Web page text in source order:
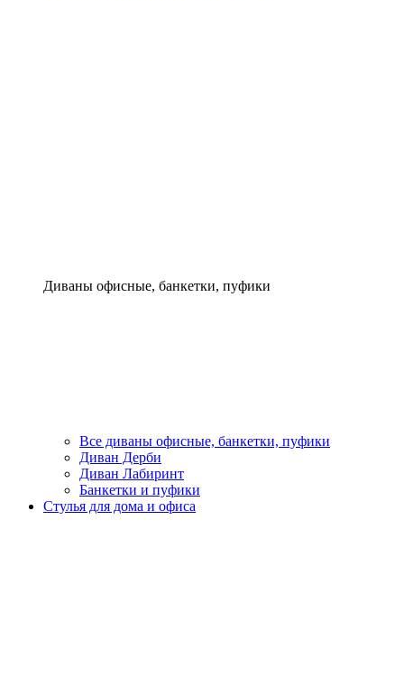
Диваны офисные, банкетки, пуфики
Все диваны офисные, банкетки, пуфики
Диван Дерби
Диван Лабиринт
Банкетки и пуфики
Стулья для дома и офиса